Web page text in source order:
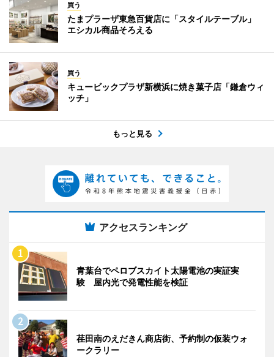
買う
たまプラーザ東急百貨店に「スタイルテーブル」
エシカル商品そろえる
買う
キュービックプラザ新横浜に焼き菓子店「鎌倉ウィ
ッチ」
もっと見る
アクセスランキング
青葉台でペロブスカイト太陽電池の実証実
験 屋内光で発電性能を検証
荏田南のえだきん商店街、予約制の仮装ウォ
ークラリー